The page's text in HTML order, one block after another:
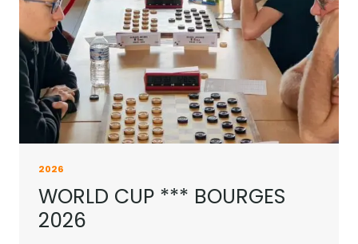
2026
WORLD CUP *** BOURGES
2026